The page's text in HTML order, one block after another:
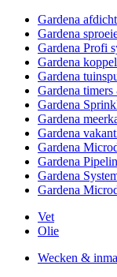
Gardena
Gardena
Gardena Profi
Gardena
Gardena
Gardena timers
Gardena
Gardena
Gardena
Gardena
Gardena
Gardena
Gardena
Vet
Olie
Wecken &